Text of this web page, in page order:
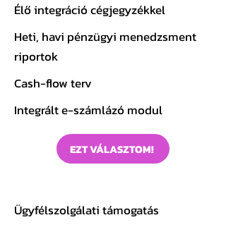
Élő integráció cégjegyzékkel
Heti, havi pénzügyi menedzsment
riportok
Cash-flow terv
Integrált e-számlázó modul
EZT VÁLASZTOM!
Ügyfélszolgálati támogatás